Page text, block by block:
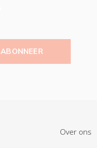
ABONNEER
Over ons